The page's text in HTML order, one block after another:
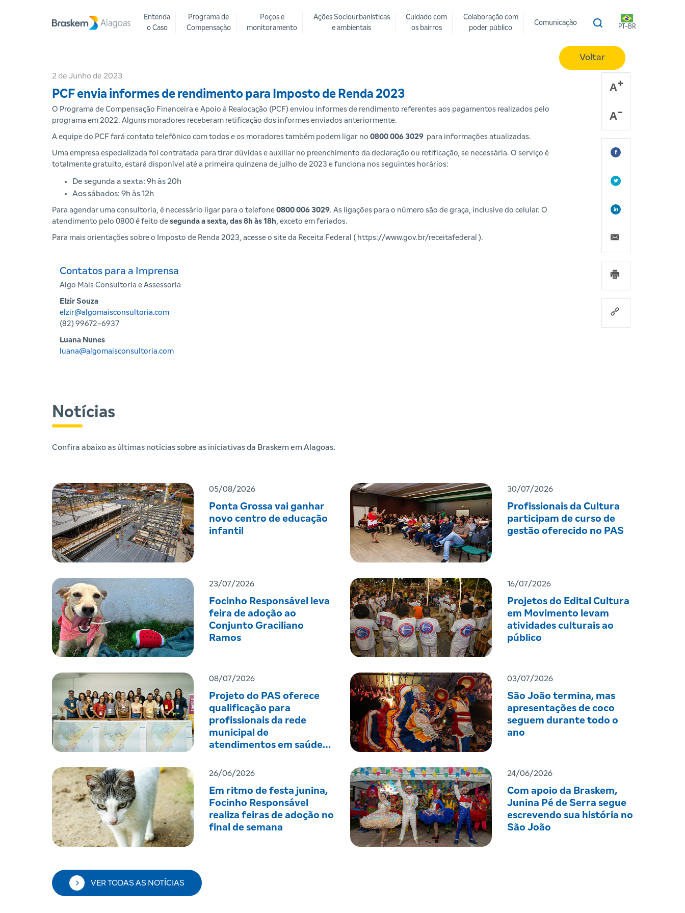
Entenda
o Caso
Programa de
Compensação
Poços e
monitoramento
Ações Sociourbanísticas
e ambientais
Cuidado com
os bairros
Colaboração com
poder público
Comunicação
PT-BR
Voltar
2 de Junho de 2023
PCF envia informes de rendimento para Imposto de Renda 2023 A
A
O Programa de Compensação Financeira e Apoio à Realocação (PCF) enviou informes de rendimento referentes aos pagamentos realizados pelo
programa em 2022. Alguns moradores receberam retificação dos informes enviados anteriormente.
A equipe do PCF fará contato telefônico com todos e os moradores também podem ligar no 0800 006 3029 para informações atualizadas.
Uma empresa especializada foi contratada para tirar dúvidas e auxiliar no preenchimento da declaração ou retificação, se necessária. O serviço é
totalmente gratuito, estará disponível até a primeira quinzena de julho de 2023 e funciona nos seguintes horários:
De segunda a sexta: 9h às 20h
Aos sábados: 9h às 12h
Para agendar uma consultoria, é necessário ligar para o telefone 0800 006 3029. As ligações para o número são de graça, inclusive do celular. O
atendimento pelo 0800 é feito de segunda a sexta, das 8h às 18h, exceto em feriados.
Para mais orientações sobre o Imposto de Renda 2023, acesse o site da Receita Federal ( https://www.gov.br/receitafederal ).
Contatos para a Imprensa
Algo Mais Consultoria e Assessoria
Elzir Souza
elzir@algomaisconsultoria.com
(82) 99672-6937
Luana Nunes
luana@algomaisconsultoria.com
Notícias
Confira abaixo as últimas notícias sobre as iniciativas da Braskem em Alagoas.
05/08/2026
Ponta Grossa vai ganhar
novo centro de educação
infantil
30/07/2026
Profissionais da Cultura
participam de curso de
gestão oferecido no PAS
23/07/2026
Focinho Responsável leva
feira de adoção ao
Conjunto Graciliano
Ramos
16/07/2026
Projetos do Edital Cultura
em Movimento levam
atividades culturais ao
público
08/07/2026
Projeto do PAS oferece
qualificação para
profissionais da rede
municipal de
atendimentos em saúde
03/07/2026
São João termina, mas
apresentações de coco
seguem durante todo o
ano
26/06/2026
Em ritmo de festa junina,
Focinho Responsável
realiza feiras de adoção no
final de semana
24/06/2026
Com apoio da Braskem,
Junina Pé de Serra segue
escrevendo sua história no
São João
VER TODAS AS NOTÍCIAS